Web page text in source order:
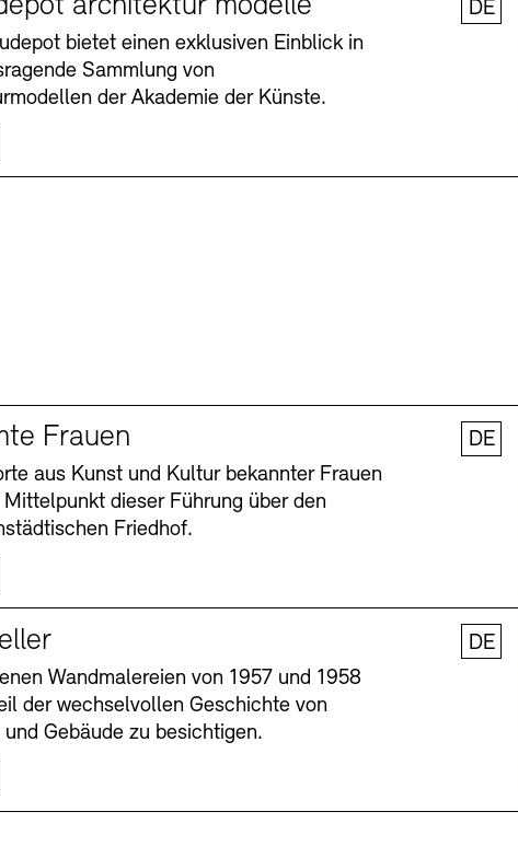
bietet einen exklusiven Einblick in
Sammlung von
der Akademie der Künste.
DE
Frauen
aus Kunst und Kultur bekannter Frauen
dieser Führung über den
Friedhof.
DE
Wandmalereien von 1957 und 1958
der wechselvollen Geschichte von
und Gebäude zu besichtigen.
DE